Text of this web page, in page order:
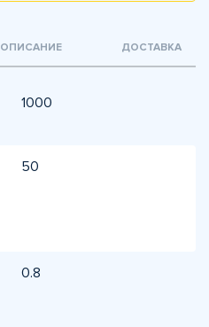
ОПИСАНИЕ ДОСТАВКА
1000
50
0.8